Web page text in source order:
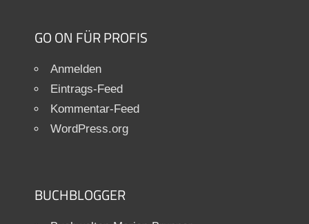
GO ON FÜR PROFIS
Anmelden
Eintrags-Feed
Kommentar-Feed
WordPress.org
BUCHBLOGGER